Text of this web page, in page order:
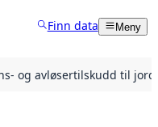
Finn data Meny
og avløsertilskudd til